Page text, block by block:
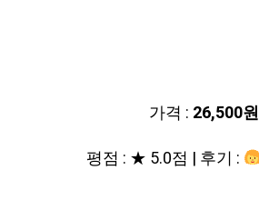
가격 : 26,500원
평점 : ★ 5.0점 | 후기 :